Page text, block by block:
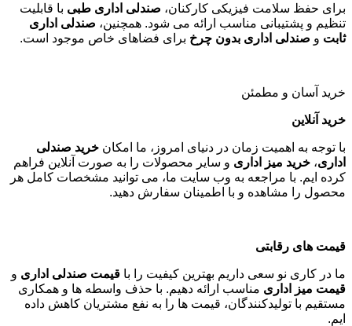
برای حفظ سلامت فیزیکی کارکنان، صندلی اداری طبی با قابلیت
تنظیم و پشتیبانی مناسب ارائه می شود. همچنین، صندلی اداری
ثابت و صندلی اداری بدون چرخ برای فضاهای خاص موجود است.
خرید آسان و مطمئن
خرید آنلاین
با توجه به اهمیت زمان در دنیای امروز، ما امکان خرید صندلی
اداری، خرید میز اداری و سایر محصولات را به صورت آنلاین فراهم
کرده ایم. با مراجعه به وب سایت ما، می توانید مشخصات کامل هر
محصول را مشاهده و با اطمینان سفارش دهید.
قیمت های رقابتی
ما در کاری نو سعی داریم بهترین کیفیت را با قیمت صندلی اداری و
قیمت میز اداری مناسب ارائه دهیم. با حذف واسطه ها و همکاری
مستقیم با تولیدکنندگان، قیمت ها را به نفع مشتریان کاهش داده
ایم.